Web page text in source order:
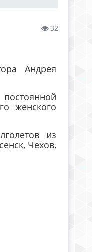
32
Андрея
женского
из
Чехов,